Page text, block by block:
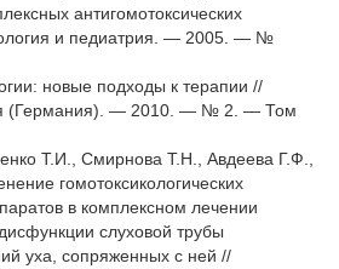
антигомотоксических
и педиатрия. — 2005. — №
новые подходы к терапии //
(Германия). — 2010. — № 2. — Том
Т.И., Смирнова Т.Н., Авдеева Г.Ф.,
гомотоксикологических
в комплексном лечении
слуховой трубы
уха, сопряженных с ней //